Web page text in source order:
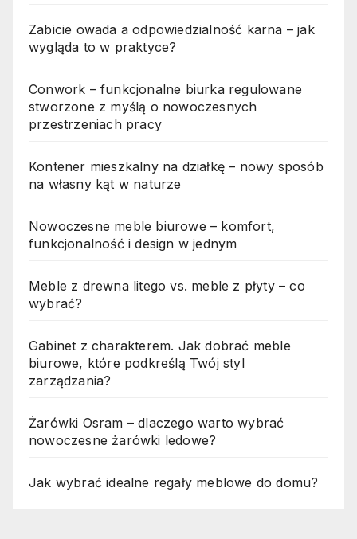
Zabicie owada a odpowiedzialność karna – jak
wygląda to w praktyce?
Conwork – funkcjonalne biurka regulowane
stworzone z myślą o nowoczesnych
przestrzeniach pracy
Kontener mieszkalny na działkę – nowy sposób
na własny kąt w naturze
Nowoczesne meble biurowe – komfort,
funkcjonalność i design w jednym
Meble z drewna litego vs. meble z płyty – co
wybrać?
Gabinet z charakterem. Jak dobrać meble
biurowe, które podkreślą Twój styl
zarządzania?
Żarówki Osram – dlaczego warto wybrać
nowoczesne żarówki ledowe?
Jak wybrać idealne regały meblowe do domu?